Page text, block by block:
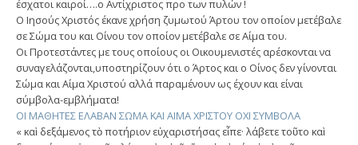
έσχατοι καιροί….ο Αντίχριστος προ των πυλών !
Ο Ιησούς Χριστός έκανε χρήση ζυμωτού Άρτου τον οποίον μετέβαλε
σε Σώμα του και Οίνου τον οποίον μετέβαλε σε Αίμα του.
Οι Προτεστάντες με τους οποίους οι Οικουμενιστές αρέσκονται να
συναγελάζονται,υποστηρίζουν ότι ο Άρτος και ο Οίνος δεν γίνονται
Σώμα και Αίμα Χριστού αλλά παραμένουν ως έχουν και είναι
σύμβολα-εμβλήματα!
ΟΙ ΜΑΘΗΤΕΣ ΕΛΑΒΑΝ ΣΩΜΑ ΚΑΙ ΑΙΜΑ ΧΡΙΣΤΟΥ ΟΧΙ ΣΥΜΒΟΛΑ
« καὶ δεξάμενος τὸ ποτήριον εὐχαριστήσας εἶπε· λάβετε τοῦτο καὶ